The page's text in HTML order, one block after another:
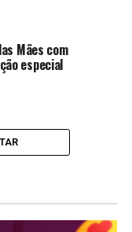
Mães com
especial